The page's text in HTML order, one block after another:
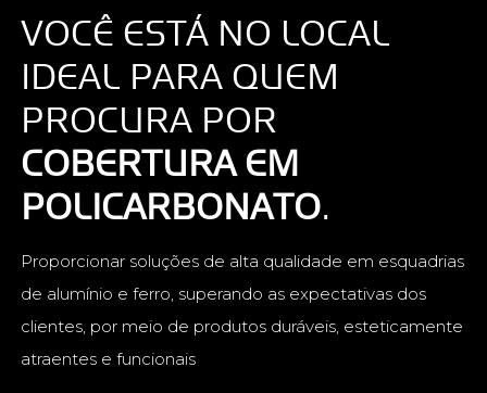
VOCÊ ESTÁ NO LOCAL
IDEAL PARA QUEM
PROCURA POR
COBERTURA EM
POLICARBONATO.
Proporcionar soluções de alta qualidade em esquadrias
de alumínio e ferro, superando as expectativas dos
clientes, por meio de produtos duráveis, esteticamente
atraentes e funcionais